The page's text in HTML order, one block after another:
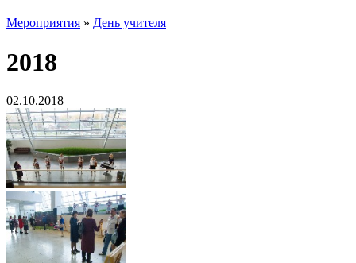
Мероприятия » День учителя
2018
02.10.2018